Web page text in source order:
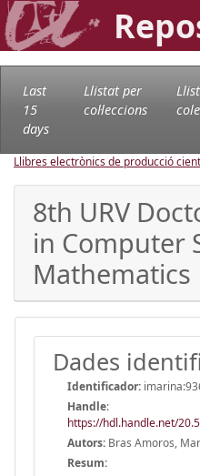
Last
15
days
Llistat per
col·leccions
Llibres electrònics de producció
8th URV
in Computer
Mathematics
Dades
Identificador:
Handle:
https://hdl.handle.net/
Autors: Bras Amoros,
Resum: